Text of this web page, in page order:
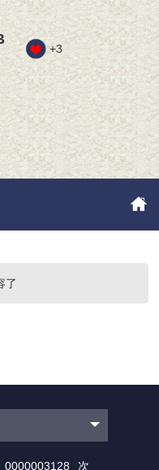
+3
了
0000003128 次